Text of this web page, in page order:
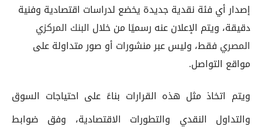
إصدار أي فئة نقدية جديدة يخضع لدراسات اقتصادية وفنية
دقيقة، ويتم الإعلان عنه رسميًا من خلال البنك المركزي
المصري فقط، وليس عبر منشورات أو صور متداولة على
مواقع التواصل.
ويتم اتخاذ مثل هذه القرارات بناءً على احتياجات السوق
والتداول النقدي والتطورات الاقتصادية، وفق ضوابط